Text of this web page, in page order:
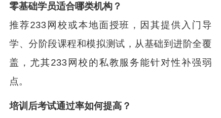
零基础学员适合哪类机构？
推荐233网校或本地面授班，因其提供入门导
学、分阶段课程和模拟测试，从基础到进阶全覆
盖，尤其233网校的私教服务能针对性补强弱
点。
培训后考试通过率如何提高？